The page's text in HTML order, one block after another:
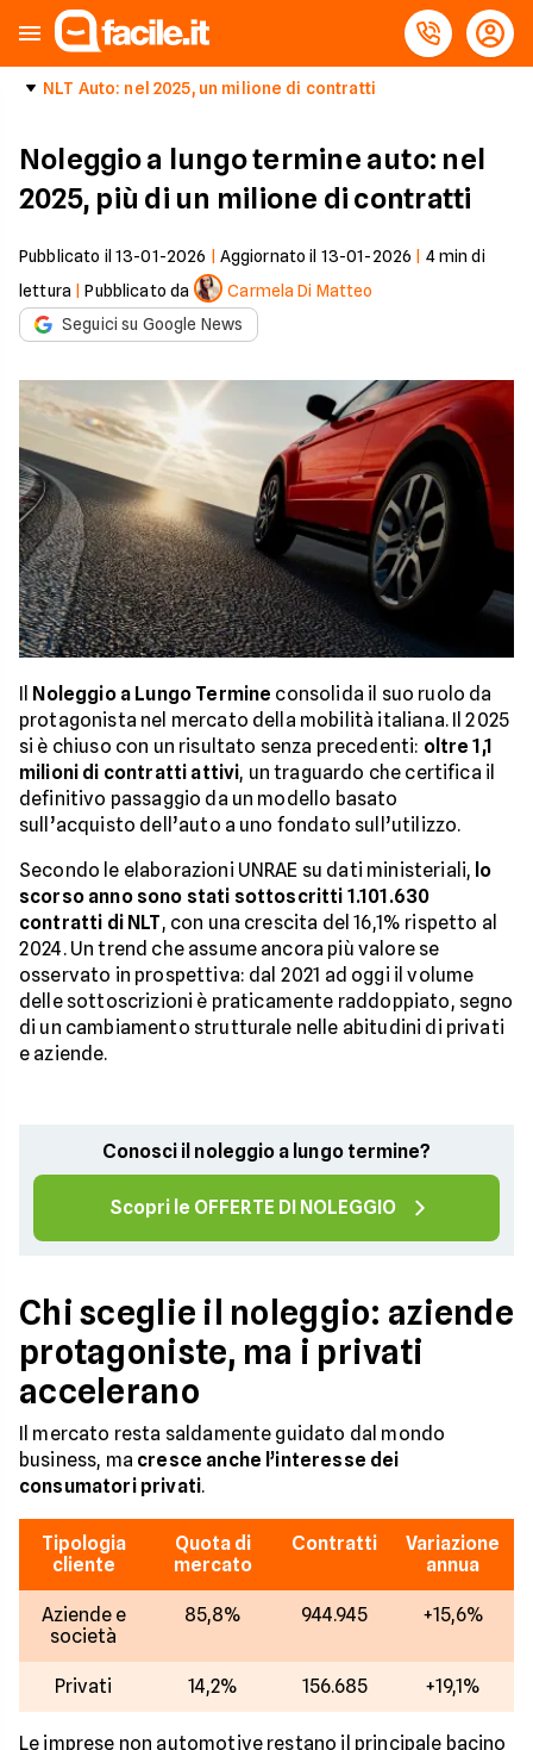
NLT Auto: nel 2025, un milione di contratti
Noleggio a lungo termine auto: nel
2025, più di un milione di contratti
Pubblicato il 13-01-2026 Aggiornato il 13-01-2026 4min di
lettura |Pubblicato da
Carmela Di Matteo
Seguici su Google News
Il Noleggio a Lungo Termine consolida il suo ruolo da
protagonista nel mercato della mobilità italiana. Il 2025
si è chiuso con un risultato senza precedenti: oltre 1,1
milioni di contratti attivi, un traguardo che certifica il
definitivo passaggio da un modello basato
sull’acquisto dell’auto a uno fondato sull’utilizzo.
Secondo le elaborazioni UNRAE su dati ministeriali, lo
scorso anno sono stati sottoscritti 1.101.630
contratti di NLT, con una crescita del 16,1% rispetto al
2024. Un trend che assume ancora più valore se
osservato in prospettiva: dal 2021 ad oggi il volume
delle sottoscrizioni è praticamente raddoppiato, segno
di un cambiamento strutturale nelle abitudini di privati
e aziende.
Conosci il noleggio a lungo termine?
Scopri le OFFERTE DI NOLEGGIO
Chi sceglie il noleggio: aziende
protagoniste, ma i privati
accelerano
Il mercato resta saldamente guidato dal mondo
business, ma cresce anche l’interesse dei
consumatori privati.
Tipologia
cliente
Quota di
mercato
Contratti
Variazione
annua
Aziende e
società
85,8% 944.945 +15,6%
Privati 14,2% 156.685 +19,1%
Le imprese non automotive restano il principale bacino